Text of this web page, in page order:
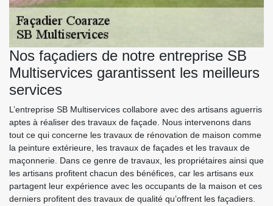
Nos façadiers de notre entreprise SB
Multiservices garantissent les meilleurs
services
L’entreprise SB Multiservices collabore avec des artisans aguerris
aptes à réaliser des travaux de façade. Nous intervenons dans
tout ce qui concerne les travaux de rénovation de maison comme
la peinture extérieure, les travaux de façades et les travaux de
maçonnerie. Dans ce genre de travaux, les propriétaires ainsi que
les artisans profitent chacun des bénéfices, car les artisans eux
partagent leur expérience avec les occupants de la maison et ces
derniers profitent des travaux de qualité qu’offrent les façadiers.